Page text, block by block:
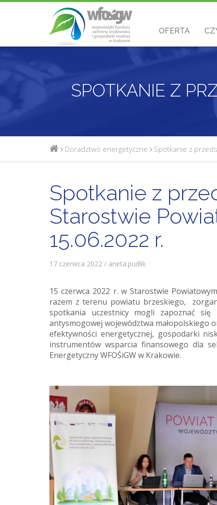
OFERTA
Doradztwo energetyczne Spotkanie z
Spotkanie z
Starostwie
15.06.2022 r.
17 czerwca 2022 / aneta.pudlik
15 czerwca 2022 r. w Starostwie
razem z terenu powiatu brzeskiego,
spotkania uczestnicy mogli zapoznać
antysmogowej województwa małopolskiego
efektywności energetycznej, gospodarki
instrumentów wsparcia finansowego dla
Energetyczny WFOŚiGW w Krakowie.